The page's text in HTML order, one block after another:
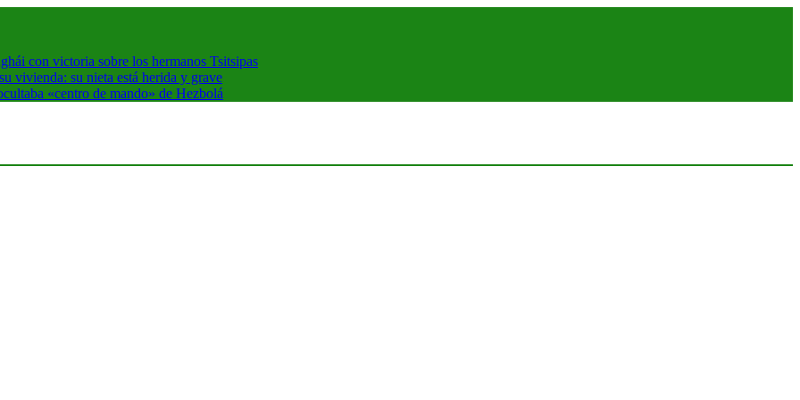
con victoria sobre los hermanos Tsitsipas
vivienda: su nieta está herida y grave
«centro de mando» de Hezbolá